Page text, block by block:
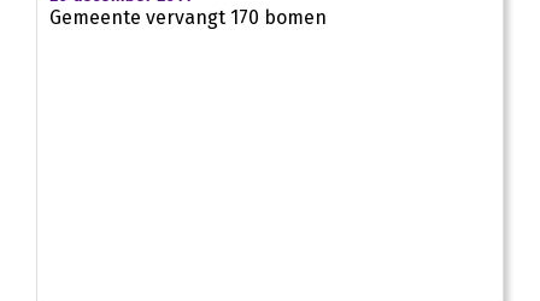
Gemeente vervangt 170 bomen